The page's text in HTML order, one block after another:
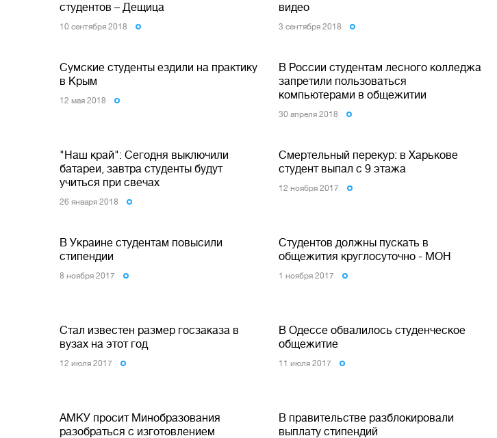
студентов – Дещица
10 сентября 2018
видео
3 сентября 2018
Сумские студенты ездили на практику
в Крым
12 мая 2018
В России студентам лесного колледжа
запретили пользоваться
компьютерами в общежитии
30 апреля 2018
"Наш край": Сегодня выключили
батареи, завтра студенты будут
учиться при свечах
26 января 2018
Смертельный перекур: в Харькове
студент выпал с 9 этажа
12 ноября 2017
В Украине студентам повысили
стипендии
8 ноября 2017
Студентов должны пускать в
общежития круглосуточно - МОН
1 ноября 2017
Стал известен размер госзаказа в
вузах на этот год
12 июля 2017
В Одессе обвалилось студенческое
общежитие
11 июля 2017
АМКУ просит Минобразования
разобраться с изготовлением
В правительстве разблокировали
выплату стипендий